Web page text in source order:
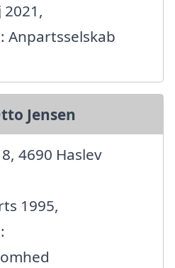
Anpartsselskab
Jensen
4690 Haslev
1995,